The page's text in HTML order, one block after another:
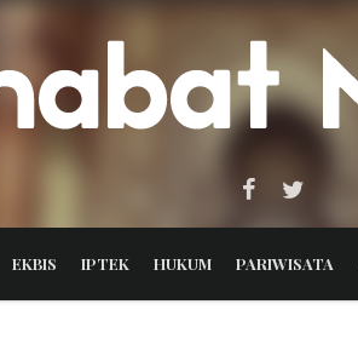
EKBIS IPTEK HUKUM PARIWISATA